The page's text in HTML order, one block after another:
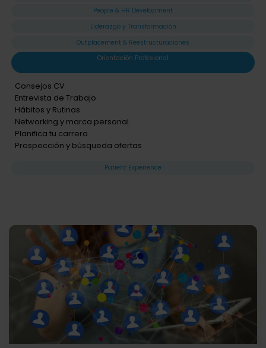
People & HR Development
Liderazgo y Transformación
Outplacement & Reestructuraciones
Orientación Profesional
Consejos CV
Entrevista de Trabajo
Hábitos y Rutinas
Networking y marca personal
Planifica tu carrera
Prospección y búsqueda ofertas
Patient Experience